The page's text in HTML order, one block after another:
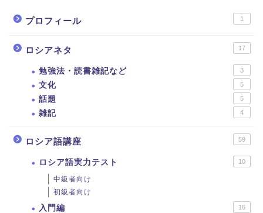
プロフィール 1
ロシアネタ 17
勉強法・読書雑記など 3
文化 5
話題 5
雑記 4
ロシア語講座 59
ロシア語実力テスト 10
中級者向け
初級者向け
入門編 16